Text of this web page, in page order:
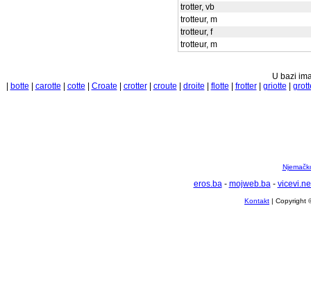
trotter, vb
trotteur, m
trotteur, f
trotteur, m
U bazi
botte carotte cotte Croate crotter| croute droite flotte frotter| griotte
eros.ba- mojweb.ba-
Kontakt | Copyright